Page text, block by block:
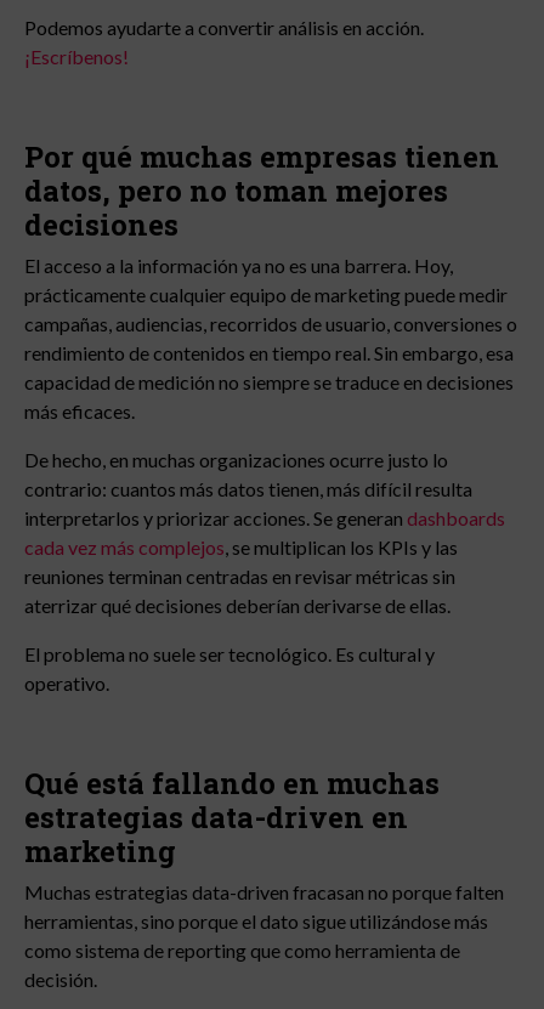
Podemos ayudarte a convertir análisis en acción.
¡Escríbenos!
Por qué muchas empresas tienen
datos, pero no toman mejores
decisiones
El acceso a la información ya no es una barrera. Hoy,
prácticamente cualquier equipo de marketing puede medir
campañas, audiencias, recorridos de usuario, conversiones o
rendimiento de contenidos en tiempo real. Sin embargo, esa
capacidad de medición no siempre se traduce en decisiones
más eficaces.
De hecho, en muchas organizaciones ocurre justo lo
contrario: cuantos más datos tienen, más difícil resulta
interpretarlos y priorizar acciones. Se generan dashboards
cada vez más complejos, se multiplican los KPIs y las
reuniones terminan centradas en revisar métricas sin
aterrizar qué decisiones deberían derivarse de ellas.
El problema no suele ser tecnológico. Es cultural y
operativo.
Qué está fallando en muchas
estrategias data-driven en
marketing
Muchas estrategias data-driven fracasan no porque falten
herramientas, sino porque el dato sigue utilizándose más
como sistema de reporting que como herramienta de
decisión.